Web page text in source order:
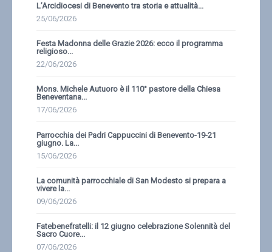
L’Arcidiocesi di Benevento tra storia e attualità...
25/06/2026
Festa Madonna delle Grazie 2026: ecco il programma
religioso...
22/06/2026
Mons. Michele Autuoro è il 110° pastore della Chiesa
Beneventana...
17/06/2026
Parrocchia dei Padri Cappuccini di Benevento-19-21
giugno. La...
15/06/2026
La comunità parrocchiale di San Modesto si prepara a
vivere la...
09/06/2026
Fatebenefratelli: il 12 giugno celebrazione Solennità del
Sacro Cuore...
07/06/2026